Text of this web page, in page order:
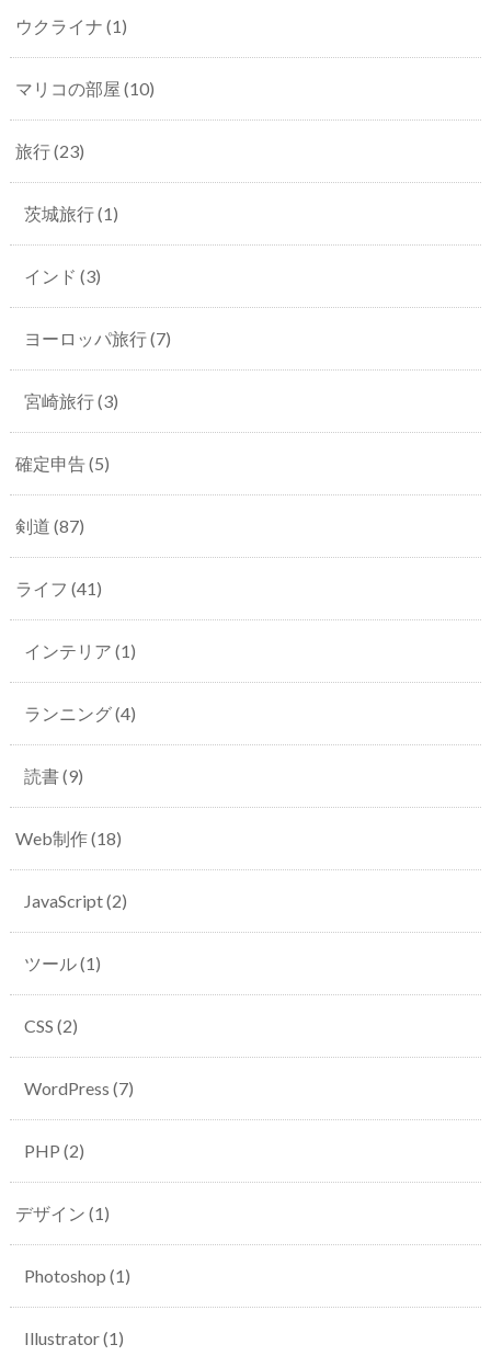
ウクライナ (1)
マリコの部屋 (10)
旅行(23)
茨城旅行(1)
インド (3)
ヨーロッパ旅行(7)
宮崎旅行(3)
確定申告(5)
剣道 (87)
ライフ (41)
インテリア (1)
ランニング(4)
読書(9)
Web制作(18)
JavaScript(2)
ツール(1)
CSS (2)
WordPress (7)
PHP (2)
デザイン (1)
Photoshop (1)
Illustrator(1)